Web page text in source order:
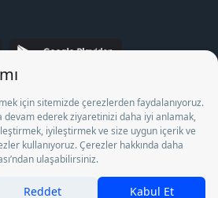
Bilişim ve Danışmanlık A.Ş. Özel İstihdam
2025 - 12/05/2028 tarihleri arasında
üzere, Türkiye İş Kurumu tarafından
18095710 sayılı karar uyarınca 1078 nolu
4904 sayılı kanun uyarınca iş